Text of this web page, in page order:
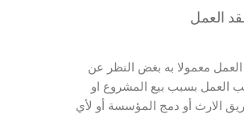
العمل
معمولا به بغض النظر عن
العمل بسبب بيع المشروع او
الارث أو دمج المؤسسة أو لأي